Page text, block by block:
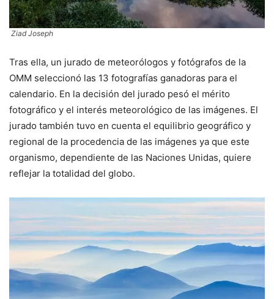
Ziad Joseph
Tras ella, un jurado de meteorólogos y fotógrafos de la
OMM seleccionó las 13 fotografías ganadoras para el
calendario. En la decisión del jurado pesó el mérito
fotográfico y el interés meteorológico de las imágenes. El
jurado también tuvo en cuenta el equilibrio geográfico y
regional de la procedencia de las imágenes ya que este
organismo, dependiente de las Naciones Unidas, quiere
reflejar la totalidad del globo.